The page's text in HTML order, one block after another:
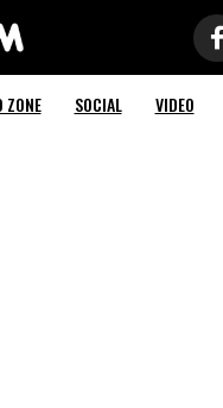
ZONE SOCIAL VIDEO